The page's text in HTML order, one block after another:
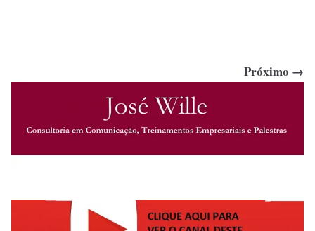
Próximo →